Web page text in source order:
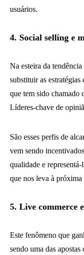
usuários.
4. Social selling e
Na esteira da
substituir as
que tem sido
Líderes-chave de
São esses perfis de
vem sendo
qualidade e
que nos leva à próxima
5. Live commerce
Este fenômeno que
sendo uma das